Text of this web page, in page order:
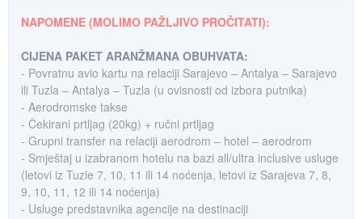
NAPOMENE (MOLIMO PAŽLJIVO PROČITATI):
CIJENA PAKET ARANŽMANA OBUHVATA:
- Povratnu avio kartu na relaciji Sarajevo – Antalya – Sarajevo
ili Tuzla – Antalya – Tuzla (u ovisnosti od izbora putnika)
- Aerodromske takse
- Čekirani prtljag (20kg) + ručni prtljag
- Grupni transfer na relaciji aerodrom – hotel – aerodrom
- Smještaj u izabranom hotelu na bazi all/ultra inclusive usluge
(letovi iz Tuzle 7, 10, 11 ili 14 noćenja, letovi iz Sarajeva 7, 8,
9, 10, 11, 12 ili 14 noćenja)
- Usluge predstavnika agencije na destinaciji